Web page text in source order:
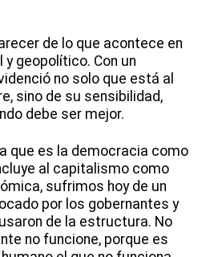
de lo que acontece en
geopolítico. Con un
no solo que está al
sino de su sensibilidad,
debe ser mejor.
que es la democracia como
al capitalismo como
sufrimos hoy de un
por los gobernantes y
de la estructura. No
no funcione, porque es